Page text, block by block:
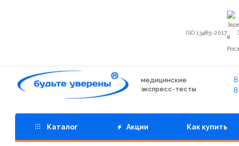
ISO 13485-2017
медицинские
экспресс-тесты
Каталог Акции Как купить